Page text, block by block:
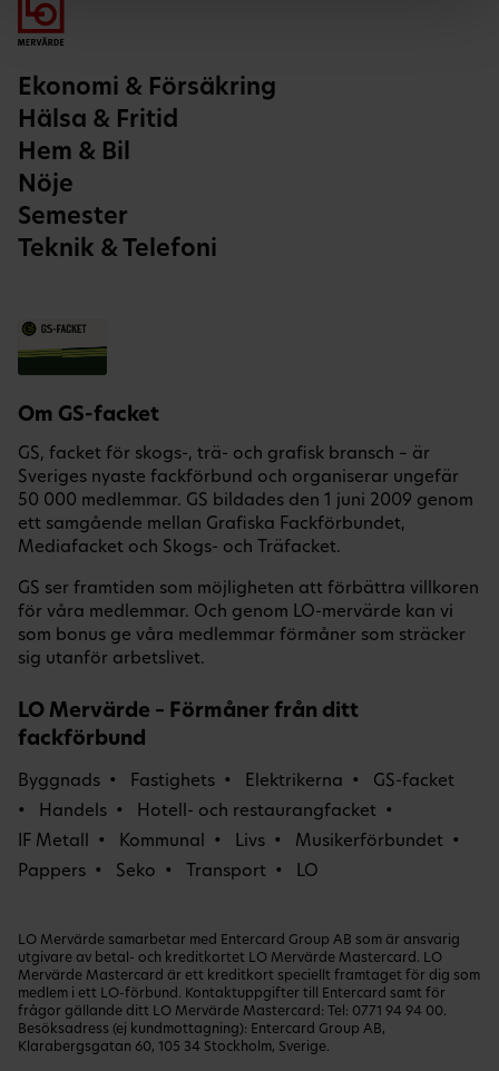
Ekonomi & Försäkring
Hälsa & Fritid
Hem & Bil
Nöje
Semester
Teknik & Telefoni
Om GS-facket
GS, facket för skogs-, trä- och grafisk bransch – är
Sveriges nyaste fackförbund och organiserar ungefär
50 000 medlemmar. GS bildades den 1 juni 2009 genom
ett samgående mellan Grafiska Fackförbundet,
Mediafacket och Skogs- och Träfacket.
GS ser framtiden som möjligheten att förbättra villkoren
för våra medlemmar. Och genom LO-mervärde kan vi
som bonus ge våra medlemmar förmåner som sträcker
sig utanför arbetslivet.
LO Mervärde – Förmåner från ditt
fackförbund
Byggnads Fastighets Elektrikerna
GS-facket
Handels
Hotell- och restaurangfacket
IF Metall
Kommunal Livs
Musikerförbundet
Pappers
Seko Transport LO
LO Mervärde samarbetar med Entercard Group AB som är ansvarig
utgivare av betal- och kreditkortet LO Mervärde Mastercard. LO
Mervärde Mastercard är ett kreditkort speciellt framtaget för dig som
medlem i ett LO-förbund. Kontaktuppgifter till Entercard samt för
frågor gällande ditt LO Mervärde Mastercard: Tel: 0771 94 94 00.
Besöksadress (ej kundmottagning): Entercard Group AB,
Klarabergsgatan 60, 105 34 Stockholm, Sverige.